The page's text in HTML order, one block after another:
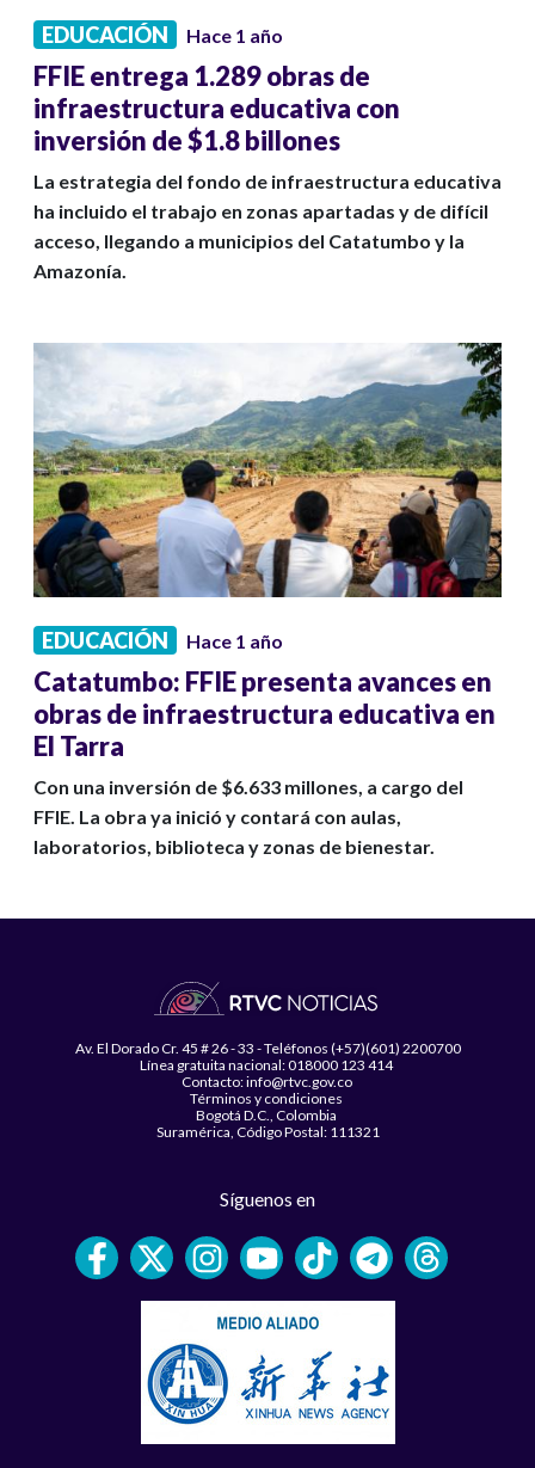
EDUCACIÓN Hace 1 año
FFIE entrega 1.289 obras de
infraestructura educativa con
inversión de $1.8 billones
La estrategia del fondo de infraestructura educativa
ha incluido el trabajo en zonas apartadas y de difícil
acceso, llegando a municipios del Catatumbo y la
Amazonía.
EDUCACIÓN Hace 1 año
Catatumbo: FFIE presenta avances en
obras de infraestructura educativa en
El Tarra
Con una inversión de $6.633 millones, a cargo del
FFIE. La obra ya inició y contará con aulas,
laboratorios, biblioteca y zonas de bienestar.
Av. El Dorado Cr. 45 # 26 - 33 - Teléfonos (+57)(601) 2200700
Línea gratuita nacional: 018000 123 414
Contacto: info@rtvc.gov.co
Términos y condiciones
Bogotá D.C., Colombia
Suramérica, Código Postal: 111321
Síguenos en